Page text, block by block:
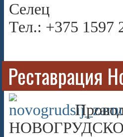
Селец
Тел.: +375 1597
Реставрация